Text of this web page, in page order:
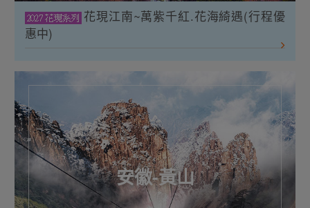
花現江南~萬紫千紅.花海綺遇(行程優
惠中)
安徽-黃山